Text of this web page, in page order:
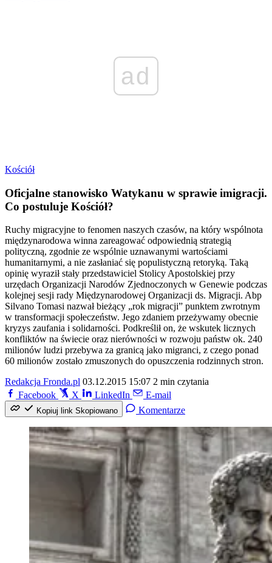
ad
Kościół
Oficjalne stanowisko Watykanu w sprawie imigracji.
Co postuluje Kościół?
Ruchy migracyjne to fenomen naszych czasów, na który wspólnota
międzynarodowa winna zareagować odpowiednią strategią
polityczną, zgodnie ze wspólnie uznawanymi wartościami
humanitarnymi, a nie zasłaniać się populistyczną retoryką. Taką
opinię wyraził stały przedstawiciel Stolicy Apostolskiej przy
urzędach Organizacji Narodów Zjednoczonych w Genewie podczas
kolejnej sesji rady Międzynarodowej Organizacji ds. Migracji. Abp
Silvano Tomasi nazwał bieżący „rok migracji” punktem zwrotnym
w transformacji społeczeństw. Jego zdaniem przeżywamy obecnie
kryzys zaufania i solidarności. Podkreślił on, że wskutek licznych
konfliktów na świecie oraz nierówności w rozwoju państw ok. 240
milionów ludzi przebywa za granicą jako migranci, z czego ponad
60 milionów zostało zmuszonych do opuszczenia rodzinnych stron.
Redakcja Fronda.pl 03.12.2015 15:07 2 min czytania
Facebook
X LinkedIn E-mail
Kopiuj link Skopiowano Komentarze